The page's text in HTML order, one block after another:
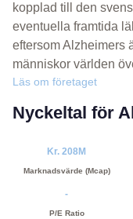
kopplad till den
eventuella framtida
eftersom Alzheimers
människor världen
Läs om företaget
Nyckeltal för
Kr. 208M
Marknadsvärde (Mcap)
-
P/E Ratio